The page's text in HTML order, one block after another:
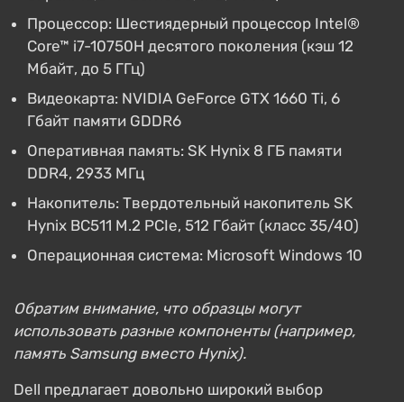
Процессор: Шестиядерный процессор Intel®
Core™ i7-10750H десятого поколения (кэш 12
Мбайт, до 5 ГГц)
Видеокарта: NVIDIA GeForce GTX 1660 Ti, 6
Гбайт памяти GDDR6
Оперативная память: SK Hynix 8 ГБ памяти
DDR4, 2933 МГц
Накопитель: Твердотельный накопитель SK
Hynix BC511 M.2 PCIe, 512 Гбайт (класс 35/40)
Операционная система: Microsoft Windows 10
Обратим внимание, что образцы могут
использовать разные компоненты (например,
память Samsung вместо Hynix).
Dell предлагает довольно широкий выбор